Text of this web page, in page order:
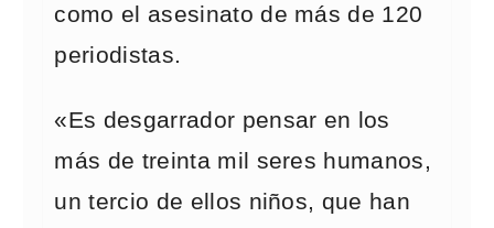
como el asesinato de más de 120
periodistas.
«Es desgarrador pensar en los
más de treinta mil seres humanos,
un tercio de ellos niños, que han